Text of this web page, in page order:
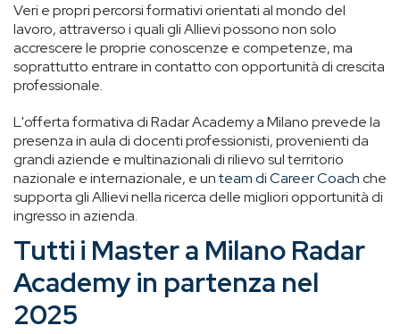
Veri e propri percorsi formativi orientati al mondo del
lavoro, attraverso i quali gli Allievi possono non solo
accrescere le proprie conoscenze e competenze, ma
soprattutto entrare in contatto con opportunità di crescita
professionale.
L'offerta formativa di Radar Academy a Milano prevede la
presenza in aula di docenti professionisti, provenienti da
grandi aziende e multinazionali di rilievo sul territorio
nazionale e internazionale, e unteam di Career Coachche
supporta gli Allievi nella ricerca delle migliori opportunità di
ingresso in azienda.
Tutti i Master a Milano Radar
Academy in partenza nel
2025